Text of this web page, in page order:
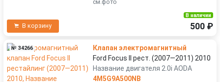
см.фото
В корзину
В наличии
500 ₽
№ 34266
Клапан электромагнитный
Ford Focus II рест. (2007—2011) 2010
Название двигателя 2.0i AODA
4M5G9A500NB